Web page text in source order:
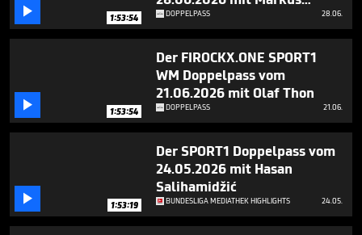
 1:53:54
Babbel
DOPPELPASS 28.06.
 1:53:54
Der FIROCKX.ONE SPORT1
WM Doppelpass vom
21.06.2026 mit Olaf Thon
DOPPELPASS 21.06.
 1:53:19
Der SPORT1 Doppelpass vom
24.05.2026 mit Hasan
Salihamidžić
BUNDESLIGA MEDIATHEK HIGHLIGHTS 24.05.